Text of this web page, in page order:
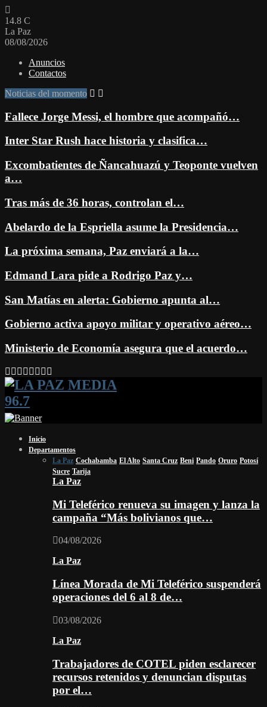
14.8 C
La Paz
08/08/2026
Anuncios
Contactos
Noticias del momento
Fallece Jorge Messi, el hombre que acompañó…
Inter Star Rush hace historia y clasifica…
Excombatientes de Ñancahuazú y Teoponte vuelven
a…
Tras más de 36 horas, controlan el…
Abelardo de la Espriella asume la Presidencia…
La próxima semana, Paz enviará a la…
Edmand Lara pide a Rodrigo Paz y…
San Matías en alerta: Gobierno apunta al…
Gobierno activa apoyo militar y operativo aéreo…
Ministerio de Economía asegura que el acuerdo…
Facebook
Twitter
Instagram
Youtube
Email
Twitch
Whatsapp
Inicio
Departamentos
La Paz Cochabamba El Alto Santa Cruz Beni Pando Oruro Potosí
Sucre Tarija
La Paz
Mi Teleférico renueva su imagen y lanza la
campaña “Más bolivianos que…
04/08/2026
La Paz
Línea Morada de Mi Teleférico suspenderá
operaciones del 6 al 8 de…
03/08/2026
La Paz
Trabajadores de COTEL piden esclarecer
recursos retenidos y denuncian disputas
por el…